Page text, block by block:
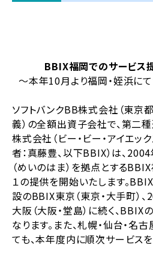
BBIX福岡でのサービス
～本年10月より福岡・姪浜に
ソフトバンクBB株式会社（東京
義）の全額出資子会社で、第二
株式会社（ビー・ビー・アイエッ
者：真藤豊、以下BBIX）は、
（めいのはま）を拠点とする
１の提供を開始いたします。
設のBBIX東京（東京・大手町）
大阪（大阪・堂島）に続く、
なります。また、札幌・仙台・名
ても、本年度内に順次サービス